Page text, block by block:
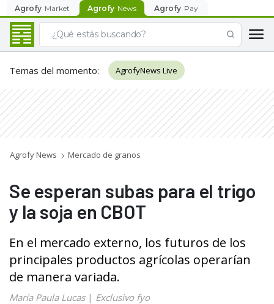
Agrofy Market Agrofy News Agrofy Pay
Temas del momento: AgrofyNews Live
Agrofy News Mercado de granos
Se esperan subas para el trigo
y la soja en CBOT
En el mercado externo, los futuros de los
principales productos agrícolas operarían
de manera variada.
María Paula Lucas| Exclusivo fyo